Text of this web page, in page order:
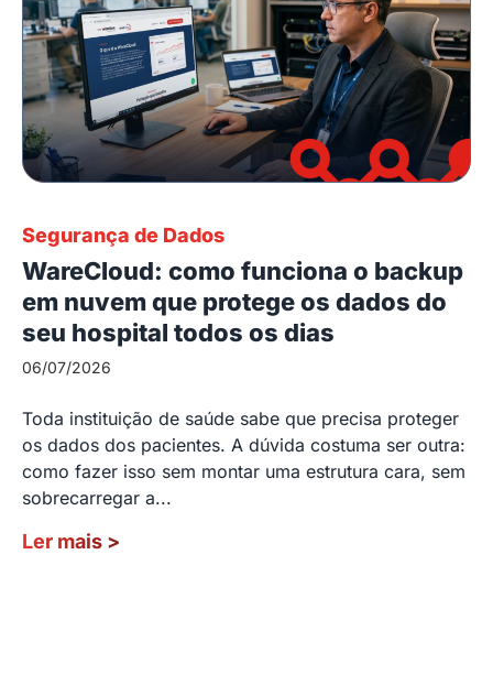
Segurança de Dados
WareCloud: como funciona o backup
em nuvem que protege os dados do
seu hospital todos os dias
06/07/2026
Toda instituição de saúde sabe que precisa proteger
os dados dos pacientes. A dúvida costuma ser outra:
como fazer isso sem montar uma estrutura cara, sem
sobrecarregar a...
Ler mais >